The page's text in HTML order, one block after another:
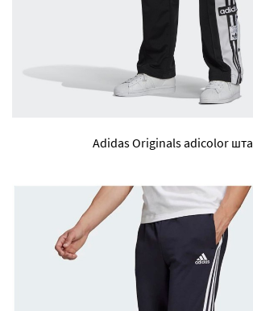
Adidas Originals adicolor